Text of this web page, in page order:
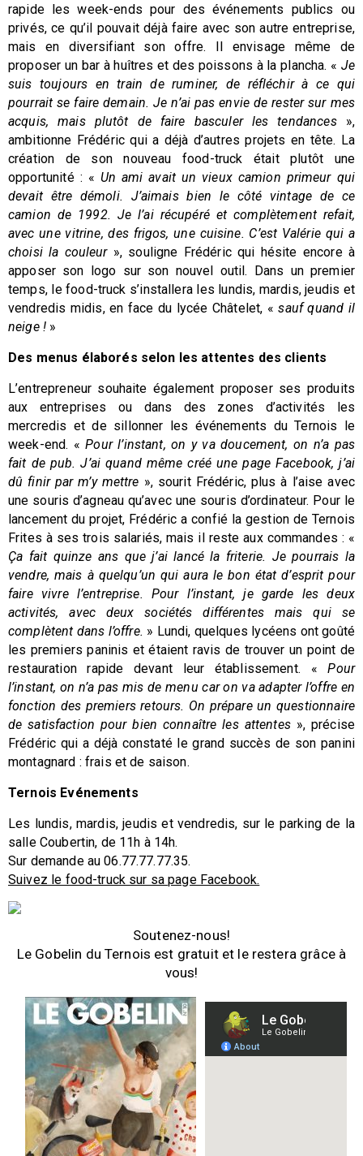
rapide les week-ends pour des événements publics ou
privés, ce qu’il pouvait déjà faire avec son autre entreprise,
mais en diversifiant son offre. Il envisage même de
proposer un bar à huîtres et des poissons à la plancha. « Je
suis toujours en train de ruminer, de réfléchir à ce qui
pourrait se faire demain. Je n’ai pas envie de rester sur mes
acquis, mais plutôt de faire basculer les tendances»,
ambitionne Frédéric qui a déjà d’autres projets en tête. La
création de son nouveau food-truck était plutôt une
opportunité : « Un ami avait un vieux camion primeur qui
devait être démoli. J’aimais bien le côté vintage de ce
camion de 1992. Je l’ai récupéré et complètement refait,
avec une vitrine, des frigos, une cuisine. C’est Valérie qui a
choisi la couleur», souligne Frédéric qui hésite encore à
apposer son logo sur son nouvel outil. Dans un premier
temps, le food-truck s’installera les lundis, mardis, jeudis et
vendredis midis, en face du lycée Châtelet, «sauf quand il
neige ! »
Des menus élaborés selon les attentes des clients
L’entrepreneur souhaite également proposer ses produits
aux entreprises ou dans des zones d’activités les
mercredis et de sillonner les événements du Ternois le
week-end. «Pour l’instant, on y va doucement, on n’a pas
fait de pub. J’ai quand même créé une page Facebook, j’ai
dû finir par m’y mettre », sourit Frédéric, plus à l’aise avec
une souris d’agneau qu’avec une souris d’ordinateur. Pour le
lancement du projet, Frédéric a confié la gestion de Ternois
Frites à ses trois salariés, mais il reste aux commandes : «
Ça fait quinze ans que j’ai lancé la friterie. Je pourrais la
vendre, mais à quelqu’un qui aura le bon état d’esprit pour
faire vivre l’entreprise. Pour l’instant, je garde les deux
activités, avec deux sociétés différentes mais qui se
complètent dans l’offre. » Lundi, quelques lycéens ont goûté
les premiers paninis et étaient ravis de trouver un point de
restauration rapide devant leur établissement. «Pour
l’instant, on n’a pas mis de menu car on va adapter l’offre en
fonction des premiers retours. On prépare un questionnaire
de satisfaction pour bien connaître les attentes», précise
Frédéric qui a déjà constaté le grand succès de son panini
montagnard : frais et de saison.
Ternois Evénements
Les lundis, mardis, jeudis et vendredis, sur le parking de la
salle Coubertin, de 11h à 14h.
Sur demande au 06.77.77.77.35.
Suivez le food-truck sur sa page Facebook.
Soutenez-nous!
Le Gobelin du Ternois est gratuit et le restera grâce à
vous!